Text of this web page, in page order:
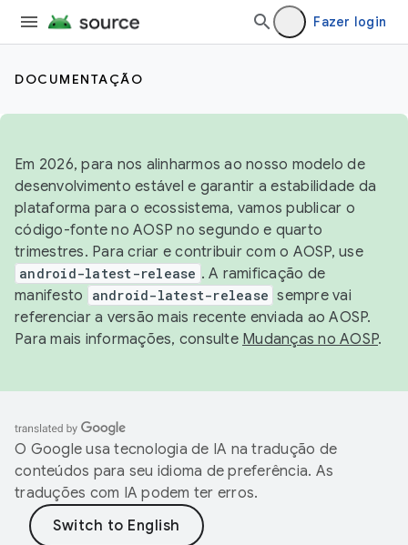
Fazer login
DOCUMENTAÇÃO
Em 2026, para nos alinharmos ao nosso modelo de
desenvolvimento estável e garantir a estabilidade da
plataforma para o ecossistema, vamos publicar o
código-fonte no AOSP no segundo e quarto
trimestres. Para criar e contribuir com o AOSP, use
android-latest-release . A ramificação de
manifesto
android-latest-release sempre vai
referenciar a versão mais recente enviada ao AOSP.
Para mais informações, consulte Mudanças no AOSP.
O Google usa tecnologia de IA na tradução de
conteúdos para seu idioma de preferência. As
traduções com IA podem ter erros.